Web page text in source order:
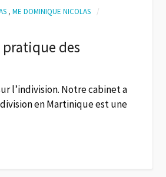
, ME DOMINIQUE NICOLAS
des
l’indivision. Notre cabinet a
en Martinique est une